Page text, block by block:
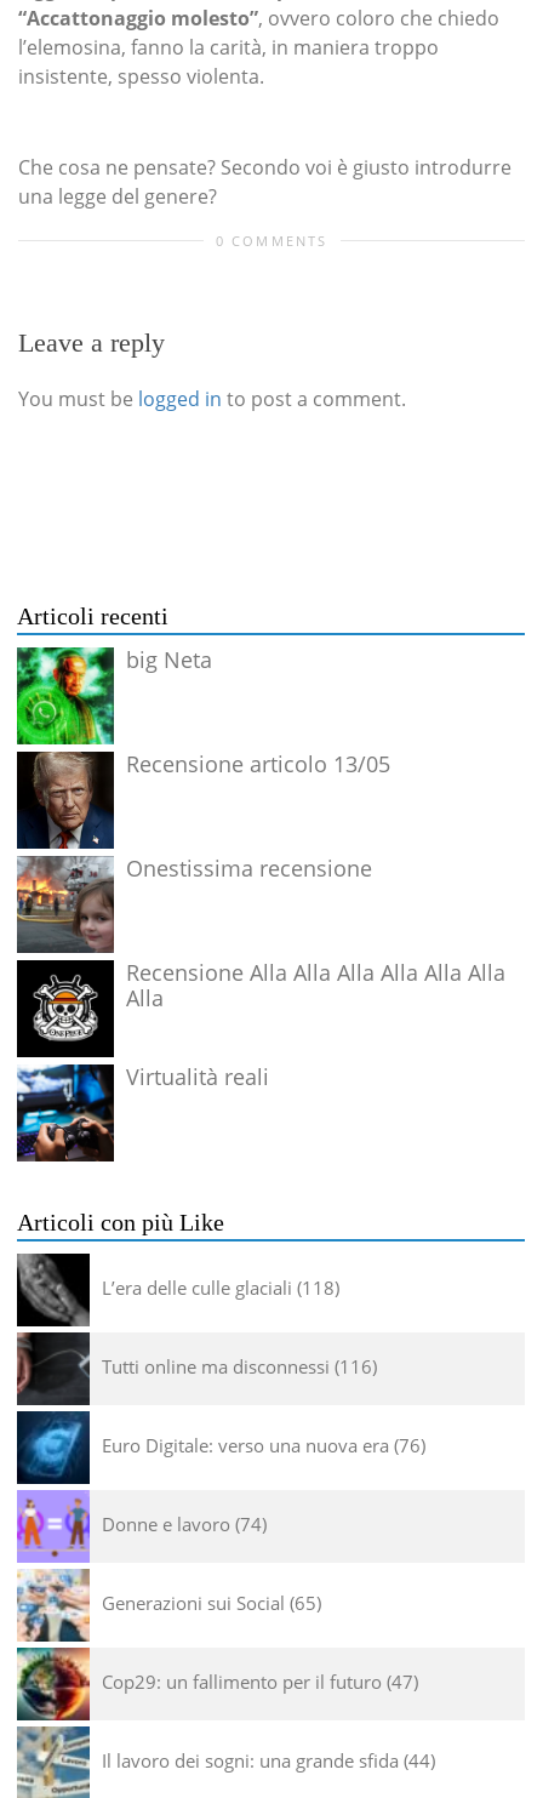
“Accattonaggio molesto”, ovvero coloro che chiedo
l’elemosina, fanno la carità, in maniera troppo
insistente, spesso violenta.
Che cosa ne pensate? Secondo voi è giusto introdurre
una legge del genere?
0 COMMENTS
Leave a reply
You must be logged in to post a comment.
Articoli recenti
big Neta
Recensione articolo 13/05
Onestissima recensione
Recensione Alla Alla Alla Alla Alla Alla
Alla
Virtualità reali
Articoli con più Like
L’era delle culle glaciali 118
Tutti online ma disconnessi 116
Euro Digitale: verso una nuova era 76
Donne e lavoro 74
Generazioni sui Social 65
Cop29: un fallimento per il futuro 47
Il lavoro dei sogni: una grande sfida 44